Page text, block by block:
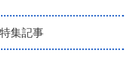
特集記事